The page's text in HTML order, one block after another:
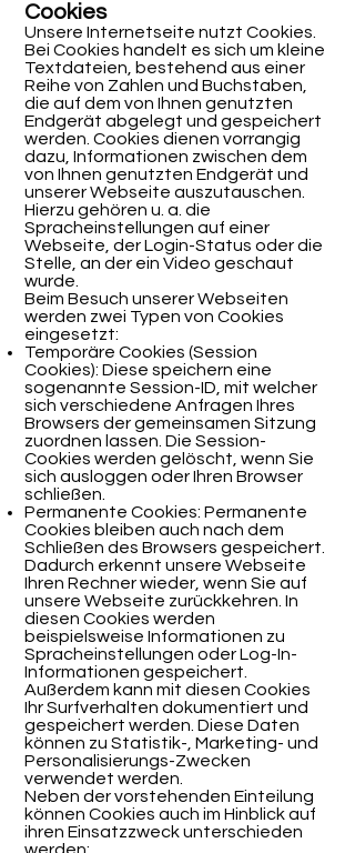
Cookies
Unsere Internetseite nutzt Cookies.
Bei Cookies handelt es sich um kleine
Textdateien, bestehend aus einer
Reihe von Zahlen und Buchstaben,
die auf dem von Ihnen genutzten
Endgerät abgelegt und gespeichert
werden. Cookies dienen vorrangig
dazu, Informationen zwischen dem
von Ihnen genutzten Endgerät und
unserer Webseite auszutauschen.
Hierzu gehören u. a. die
Spracheinstellungen auf einer
Webseite, der Login-Status oder die
Stelle, an der ein Video geschaut
wurde.
Beim Besuch unserer Webseiten
werden zwei Typen von Cookies
eingesetzt:
Temporäre Cookies (Session
Cookies): Diese speichern eine
sogenannte Session-ID, mit welcher
sich verschiedene Anfragen Ihres
Browsers der gemeinsamen Sitzung
zuordnen lassen. Die Session-
Cookies werden gelöscht, wenn Sie
sich ausloggen oder Ihren Browser
schließen.
Permanente Cookies: Permanente
Cookies bleiben auch nach dem
Schließen des Browsers gespeichert.
Dadurch erkennt unsere Webseite
Ihren Rechner wieder, wenn Sie auf
unsere Webseite zurückkehren. In
diesen Cookies werden
beispielsweise Informationen zu
Spracheinstellungen oder Log-In-
Informationen gespeichert.
Außerdem kann mit diesen Cookies
Ihr Surfverhalten dokumentiert und
gespeichert werden. Diese Daten
können zu Statistik-, Marketing- und
Personalisierungs-Zwecken
verwendet werden.
Neben der vorstehenden Einteilung
können Cookies auch im Hinblick auf
ihren Einsatzzweck unterschieden